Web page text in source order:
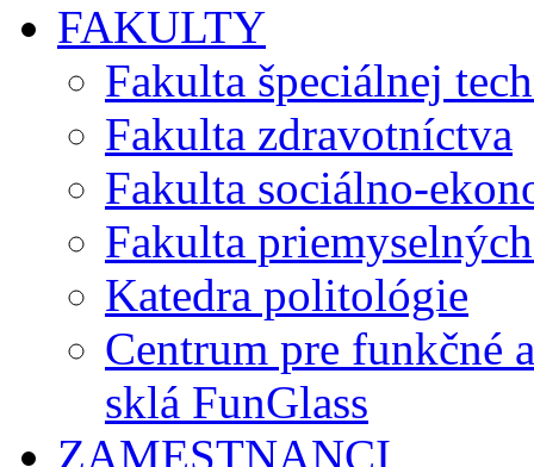
FAKULTY
Fakulta špeciálnej
Fakulta zdravotníctva
Fakulta sociálno-
Fakulta
Katedra politológie
Centrum pre funkčné
sklá FunGlass
ZAMESTNANCI